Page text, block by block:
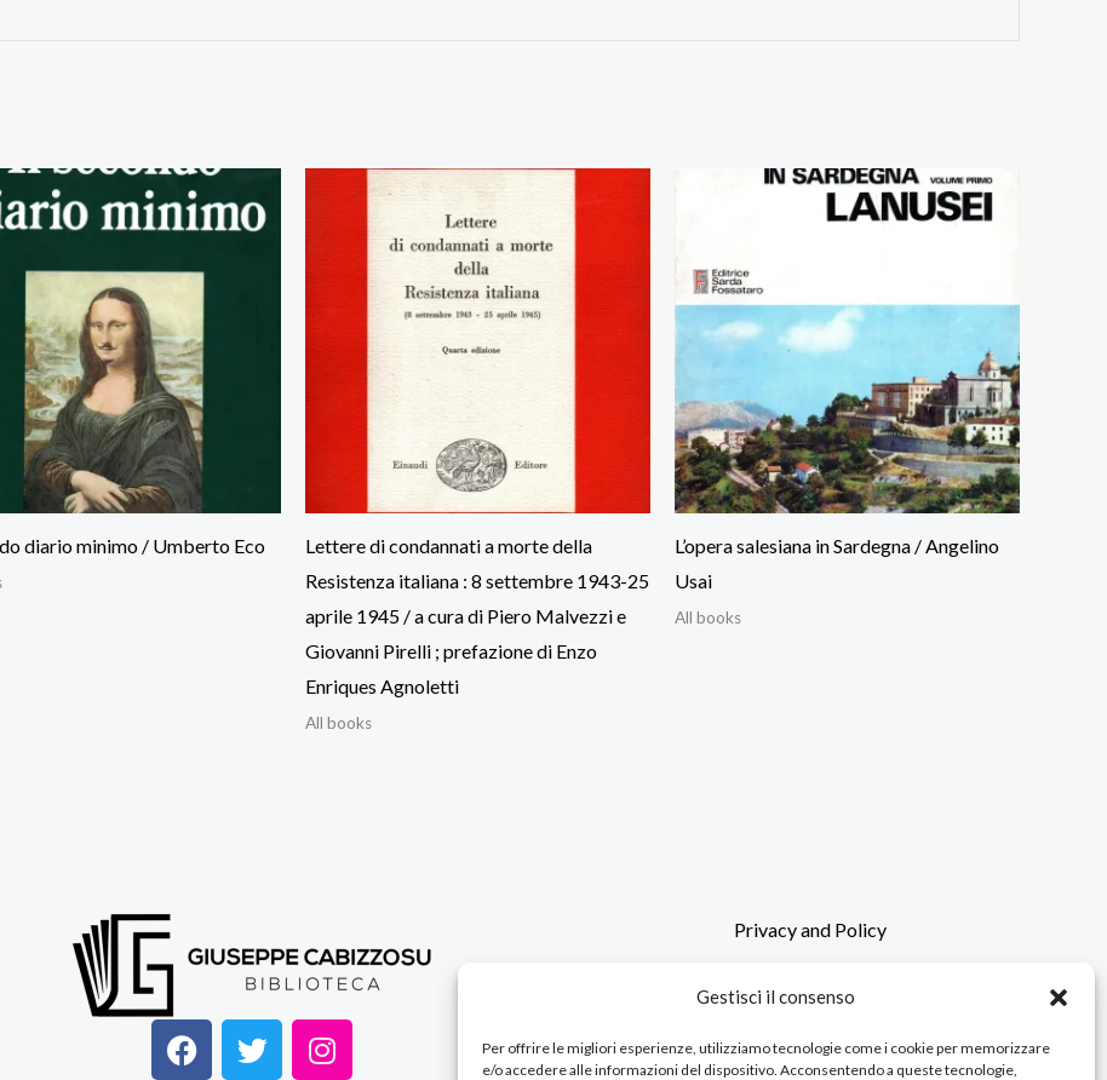
Gestisci il consenso
Per offrire le migliori esperienze, utilizziamo tecnologie come i cookie per memorizzare
e/o accedere alle informazioni del dispositivo. Acconsentendo a queste tecnologie,
diario minimo / Umberto Eco
Lettere di condannati a morte della
Resistenza italiana : 8 settembre 1943-25
aprile 1945 / a cura di Piero Malvezzi e
Giovanni Pirelli ; prefazione di Enzo
Enriques Agnoletti
All books
L’opera salesiana in Sardegna / Angelino
Usai
All books
F
a
T
w
I
n
Privacy and Policy